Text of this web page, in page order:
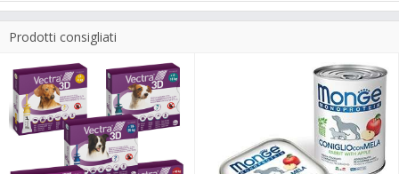
Prodotti consigliati